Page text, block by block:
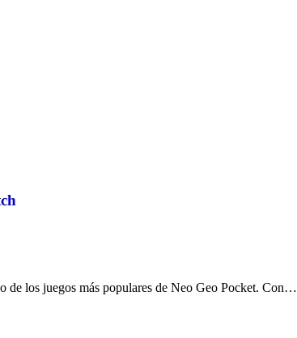
de los juegos más populares de Neo Geo Pocket. Con…